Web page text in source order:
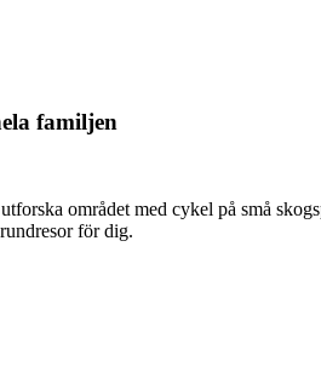
familjen
området med cykel på små
för dig.